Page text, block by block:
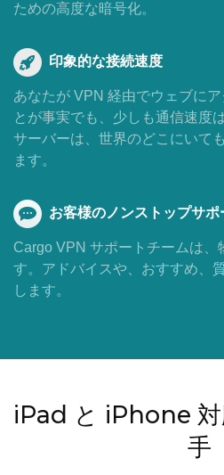
ための高度な暗号化。
印象的な接続速度
あなたが VPN 経由でウェブに
とが事実でも、少しも通信速度
サーバーは、世界のどこにいて
ます。
お客様のノンストップサポ
Cargo VPN サポートチームは、
す。アドバイスや、おすすめ、
します。
iPad と iPhone
手